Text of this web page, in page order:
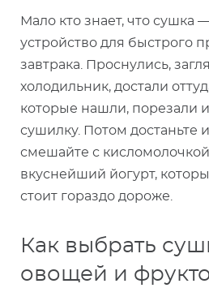
Мало кто знает, что сушка
устройство для быстрого
завтрака. Проснулись,
холодильник, достали
которые нашли, порезали
сушилку. Потом достаньте
смешайте с
вкуснейший йогурт,
стоит гораздо дороже.
Как выбрать
овощей и